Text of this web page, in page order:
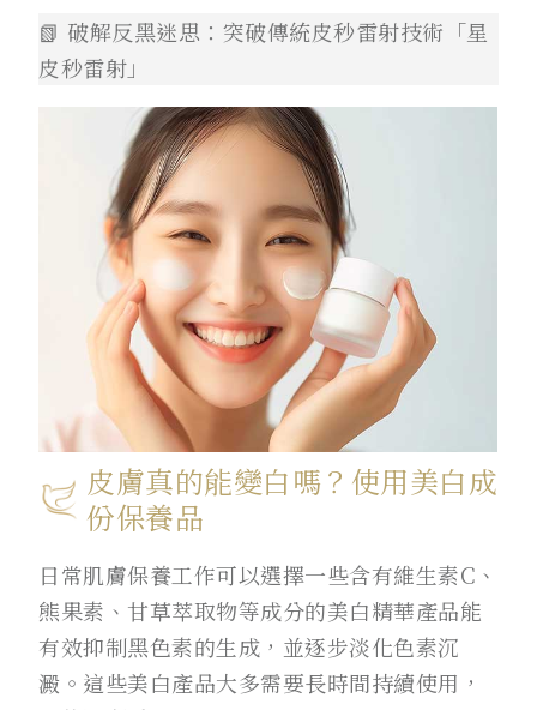
📗 破解反黑迷思：突破傳統皮秒雷射技術「星
皮秒雷射」
皮膚真的能變白嗎？使用美白成
份保養品
日常肌膚保養工作可以選擇一些含有維生素C、
熊果素、甘草萃取物等成分的美白精華產品能
有效抑制黑色素的生成，並逐步淡化色素沉
澱。這些美白產品大多需要長時間持續使用，